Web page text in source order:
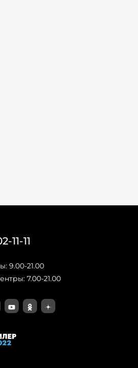
11-11
9.00-21.00
7.00-21.00